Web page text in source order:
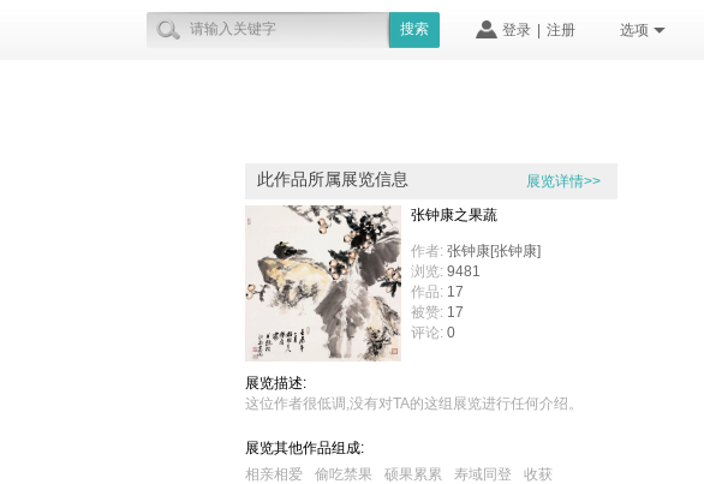
选项
登录 注册
搜索
此作品所属展览信息
展览详情>>
张钟康之果蔬
作者: 张钟康[张钟康]
浏览: 9481
作品: 17
被赞: 17
评论: 0
展览描述:
这位作者很低调,没有对TA的这组展览进行任何介绍。
展览其他作品组成:
相亲相爱
偷吃禁果 硕果累累 寿域同登
收获